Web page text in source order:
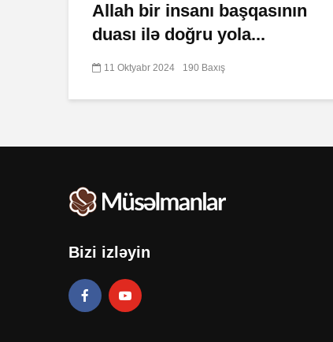
Allah bir insanı başqasının
duası ilə doğru yola...
11 Oktyabr 2024 190 Baxış
Bizi izləyin